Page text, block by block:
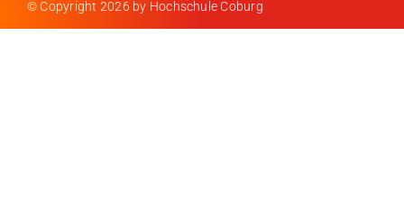
© Copyright 2026 by Hochschule Coburg